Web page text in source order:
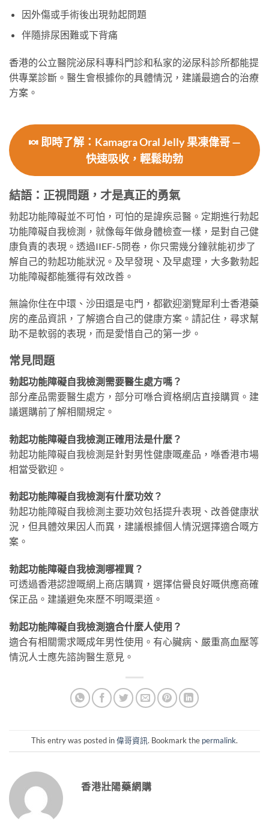
因外傷或手術後出現勃起問題
伴隨排尿困難或下背痛
香港的公立醫院泌尿科專科門診和私家的泌尿科診所都能提
供專業診斷。醫生會根據你的具體情況，建議最適合的治療
方案。
🍬 即時了解：Kamagra Oral Jelly 果凍偉哥 —
快速吸收，輕鬆助勃
結語：正視問題，才是真正的勇氣
勃起功能障礙並不可怕，可怕的是諱疾忌醫。定期進行勃起
功能障礙自我檢測，就像每年做身體檢查一樣，是對自己健
康負責的表現。透過IIEF-5問卷，你只需幾分鐘就能初步了
解自己的勃起功能狀況。及早發現、及早處理，大多數勃起
功能障礙都能獲得有效改善。
無論你住在中環、沙田還是屯門，都歡迎瀏覽犀利士香港藥
房的產品資訊，了解適合自己的健康方案。請記住，尋求幫
助不是軟弱的表現，而是愛惜自己的第一步。
常見問題
勃起功能障礙自我檢測需要醫生處方嗎？
部分產品需要醫生處方，部分可喺合資格網店直接購買。建
議選購前了解相關規定。
勃起功能障礙自我檢測正確用法是什麼？
勃起功能障礙自我檢測是針對男性健康嘅產品，喺香港市場
相當受歡迎。
勃起功能障礙自我檢測有什麼功效？
勃起功能障礙自我檢測主要功效包括提升表現、改善健康狀
況，但具體效果因人而異，建議根據個人情況選擇適合嘅方
案。
勃起功能障礙自我檢測哪裡買？
可透過香港認證嘅網上商店購買，選擇信譽良好嘅供應商確
保正品。建議避免來歷不明嘅渠道。
勃起功能障礙自我檢測適合什麼人使用？
適合有相關需求嘅成年男性使用。有心臟病、嚴重高血壓等
情況人士應先諮詢醫生意見。
This entry was posted in偉哥資訊. Bookmark the permalink.
香港壯陽藥網購